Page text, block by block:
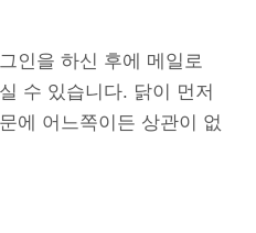
인을 하신 후에 메일로
수 있습니다. 닭이 먼저
에 어느쪽이든 상관이 없